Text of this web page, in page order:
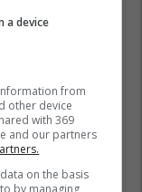
a device
from
other device
with 369
and our partners
on the basis
by managing